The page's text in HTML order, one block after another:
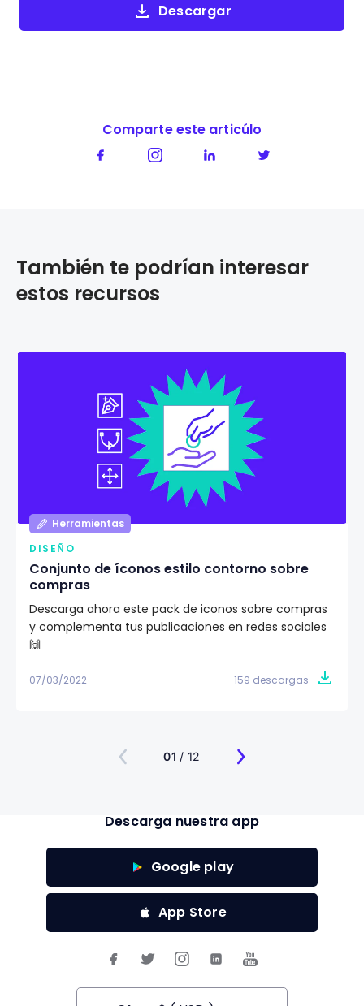
Descargar
Comparte este articúlo
También te podrían interesar
estos recursos
Herramientas
DISEÑO
Conjunto de íconos estilo contorno sobre
compras
Descarga ahora este pack de iconos sobre compras
y complementa tus publicaciones en redes sociales
🙌
07/03/2022 159 descargas
01 / 12
Descarga nuestra app
Google play
App Store